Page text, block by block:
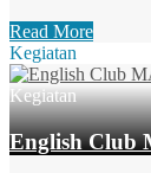
Read More
Kegiatan
Kegiatan
English Club